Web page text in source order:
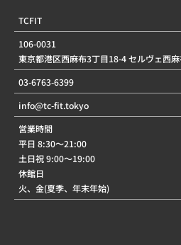
TCFIT
106-0031
東京都港区西麻布3丁目18-4 セルヴェ西
03-6763-6399
info@tc-fit.tokyo
営業時間
平日 8:30〜21:00
土日祝 9:00〜19:00
休館日
火、金(夏季、年末年始)